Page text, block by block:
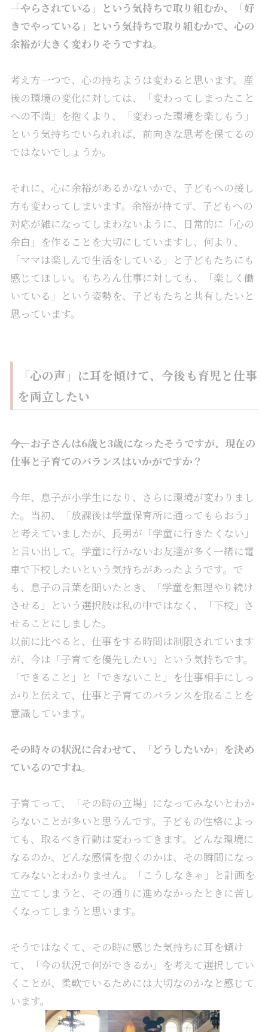
――「やらされている」という気持ちで取り組むか、「好
きでやっている」という気持ちで取り組むかで、心の
余裕が大きく変わりそうですね。
考え方一つで、心の持ちようは変わると思います。産
後の環境の変化に対しては、「変わってしまったこと
への不満」を抱くより、「変わった環境を楽しもう」
という気持ちでいられれば、前向きな思考を保てるの
ではないでしょうか。
それに、心に余裕があるかないかで、子どもへの接し
方も変わってしまいます。余裕が持てず、子どもへの
対応が雑になってしまわないように、日常的に「心の
余白」を作ることを大切にしていますし、何より、
「ママは楽しんで生活をしている」と子どもたちにも
感じてほしい。もちろん仕事に対しても、「楽しく働
いている」という姿勢を、子どもたちと共有したいと
思っています。
「心の声」に耳を傾けて、今後も育児と仕事
を両立したい
――今、お子さんは6歳と3歳になったそうですが、現在の
仕事と子育てのバランスはいかがですか？
今年、息子が小学生になり、さらに環境が変わりまし
た。当初、「放課後は学童保育所に通ってもらおう」
と考えていましたが、長男が「学童に行きたくない」
と言い出して。 学童に行かないお友達が多く一緒に電
車で下校したいという気持ちがあったようです。で
も、息子の言葉を聞いたとき、「学童を無理やり続け
させる」という選択肢は私の中ではなく、「下校」さ
せることにしました。
以前に比べると、仕事をする時間は制限されています
が、今は「子育てを優先したい」という気持ちです。
「できること」と「できないこと」を仕事相手にしっ
かりと伝えて、仕事と子育てのバランスを取ることを
意識しています。
――その時々の状況に合わせて、「どうしたいか」を決め
ているのですね。
子育てって、「その時の立場」になってみないとわか
らないことが多いと思うんです。子どもの性格によっ
ても、取るべき行動は変わってきます。どんな環境に
なるのか、どんな感情を抱くのかは、その瞬間になっ
てみないとわかりません。「こうしなきゃ」と計画を
立ててしまうと、その通りに進めなかったときに苦し
くなってしまうと思います。
そうではなくて、その時に感じた気持ちに耳を傾け
て、「今の状況で何ができるか」を考えて選択してい
くことが、柔軟でいるためには大切なのかなと感じて
います。